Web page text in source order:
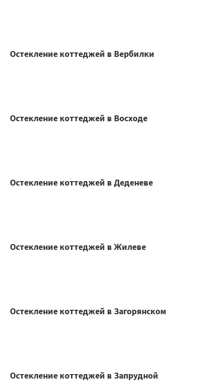
Остекление коттеджей в Вербилки
Остекление коттеджей в Восходе
Остекление коттеджей в Деденеве
Остекление коттеджей в Жилеве
Остекление коттеджей в Загорянском
Остекление коттеджей в Запрудной